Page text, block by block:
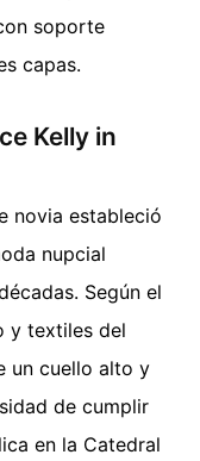
soporte
capas.
Kelly in
novia estableció
nupcial
Según el
y textiles del
un cuello alto y
de cumplir
en la Catedral